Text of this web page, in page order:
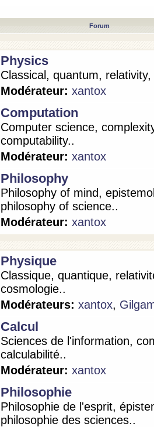
Forum
Physics
Classical, quantum,
Modérateur: xantox
Computation
Computer science,
computability..
Modérateur: xantox
Philosophy
Philosophy of mind,
philosophy of science..
Modérateur: xantox
Physique
Classique, quantique,
cosmologie..
Modérateurs: xantox,
Calcul
Sciences de l'information,
calculabilité..
Modérateur: xantox
Philosophie
Philosophie de l'esprit,
philosophie des sciences..